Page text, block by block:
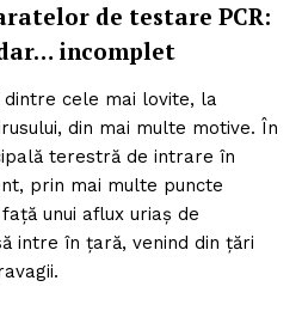
de testare PCR:
incomplet
cele mai lovite, la
din mai multe motive. În
terestră de intrare în
prin mai multe puncte
unui aflux uriaș de
intre în țară, venind din țări